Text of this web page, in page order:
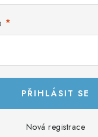
PŘIHLÁSIT SE
Nová registrace